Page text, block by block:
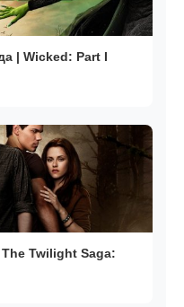
| Wicked: Part I
Twilight Saga: